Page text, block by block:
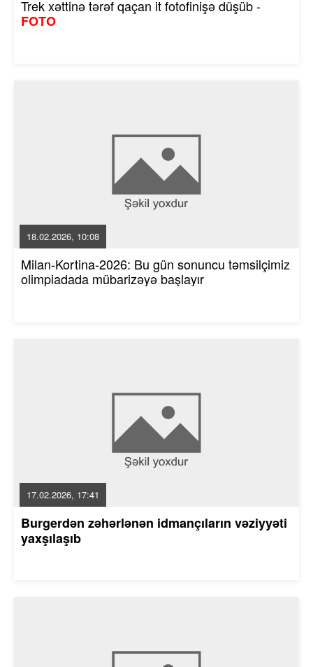
Trek xəttinə tərəf qaçan it fotofinişə düşüb -
FOTO
18.02.2026, 10:08
Milan-Kortina-2026: Bu gün sonuncu təmsilçimiz
olimpiadada mübarizəyə başlayır
17.02.2026, 17:41
Burgerdən zəhərlənən idmançıların vəziyyəti
yaxşılaşıb